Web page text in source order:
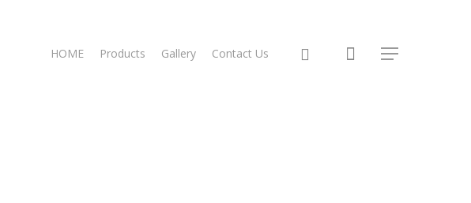
HOME Products Gallery Contact Us